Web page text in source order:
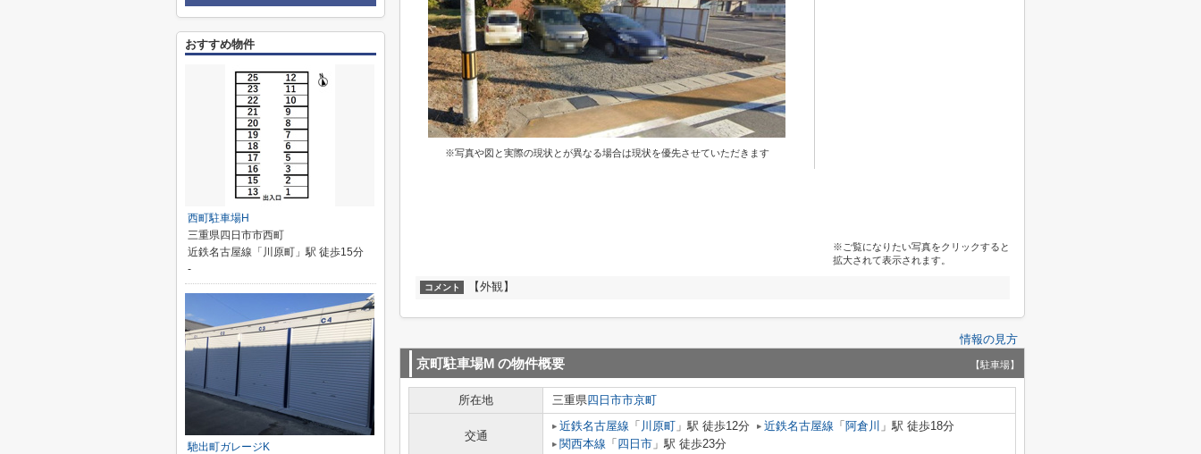
※写真や図と実際の現状とが異なる場合は現状を優先させていただきます
※ご覧になりたい写真をクリックすると
拡大されて表示されます。
コメント 【外観】
情報の見方
京町駐車場M の物件概要 【駐車場】
所在地 三重県四日市市京町
交通
近鉄名古屋線 「 川原町 」駅 徒歩12分 近鉄名古屋線 「 阿倉川 」駅 徒歩18分
関西本線 「 四日市 」駅 徒歩23分
おすすめ物件
西町駐車場H
三重県四日市市西町
近鉄名古屋線「川原町」駅 徒歩15分
-
馳出町ガレージK